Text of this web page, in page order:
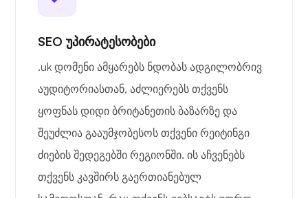
SEO უპირატესობები
.uk დომენი ამყარებს ნდობას ადგილობრივ
აუდიტორიასთან, აძლიერებს თქვენს
ყოფნას დიდი ბრიტანეთის ბაზარზე და
შეუძლია გააუმჯობესოს თქვენი რეიტინგი
ძიების შედეგებში რეგიონში. ის აჩვენებს
თქვენს კავშირს გაერთიანებულ